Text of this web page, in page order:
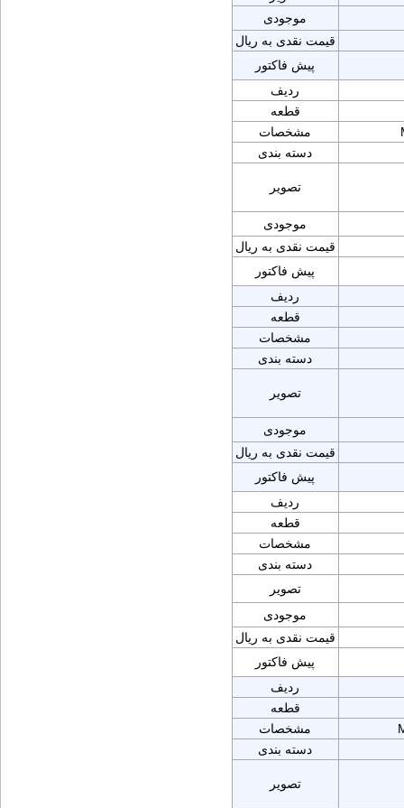
موجودی
قیمت نقدی به ریال
پیش فاکتور
ردیف
قطعه
مشخصات
دسته بندی
تصویر
موجودی
قیمت نقدی به ریال
پیش فاکتور
ردیف
قطعه
مشخصات
دسته بندی
تصویر
موجودی
قیمت نقدی به ریال
پیش فاکتور
ردیف
قطعه
مشخصات
دسته بندی
تصویر
موجودی
قیمت نقدی به ریال
پیش فاکتور
ردیف
قطعه
مشخصات
دسته بندی
تصویر